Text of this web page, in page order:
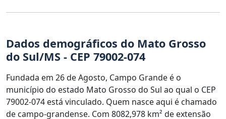
Dados demográficos do Mato Grosso
do Sul/MS - CEP 79002-074
Fundada em 26 de Agosto, Campo Grande é o
município do estado Mato Grosso do Sul ao qual o CEP
79002-074 está vinculado. Quem nasce aqui é chamado
de campo-grandense. Com 8082,978 km² de extensão